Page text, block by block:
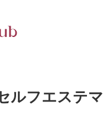
ルフエステマ